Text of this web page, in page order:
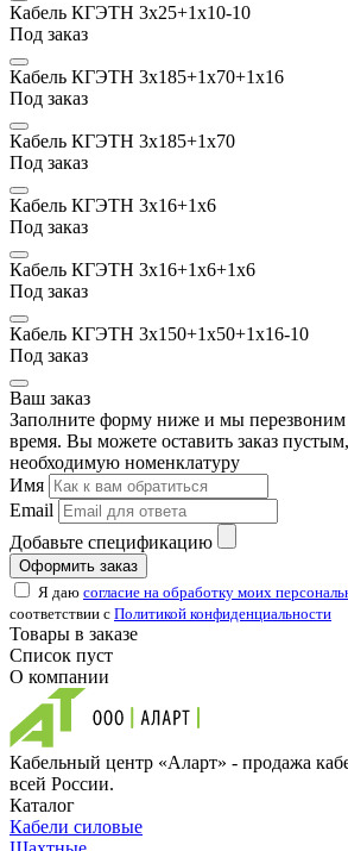
Кабель КГЭТН 3х25+1х10-10
Под заказ
Кабель КГЭТН 3х185+1х70+1х16
Под заказ
Кабель КГЭТН 3х185+1х70
Под заказ
Кабель КГЭТН 3х16+1х6
Под заказ
Кабель КГЭТН 3х16+1х6+1х6
Под заказ
Кабель КГЭТН 3х150+1х50+1х16-10
Под заказ
Ваш заказ
Заполните форму ниже и мы
время. Вы можете оставить заказ
необходимую номенклатуру
Имя
Email
Добавьте спецификацию
Оформить заказ
Я даю согласие на обработку моих
соответствии с Политикой конфиденциальности
Товары в заказе
Список пуст
О компании
Кабельный центр «Аларт» - продажа
всей России.
Каталог
Кабели силовые